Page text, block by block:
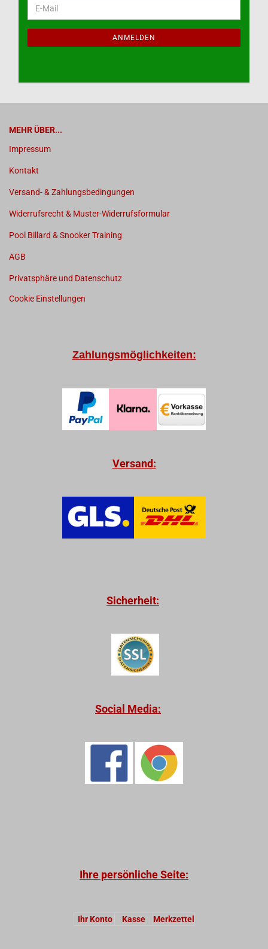
ZUR
E-
Mail
ANMELDEN
MEHR ÜBER...
Impressum
Kontakt
Versand- & Zahlungsbedingungen
Widerrufsrecht & Muster-Widerrufsformular
Pool Billard & Snooker Training
AGB
Privatsphäre und Datenschutz
Cookie Einstellungen
Zahlungsmöglichkeiten:
Versand:
Sicherheit:
Social Media:
Ihre persönliche Seite:
Ihr Konto Kasse Merkzettel